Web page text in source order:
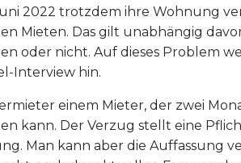
2022 trotzdem ihre Wohnung
Mieten. Das gilt unabhängig
oder nicht. Auf dieses Problem
Interview hin.
einem Mieter, der zwei
kann. Der Verzug stellt eine
Man kann aber die Auffassung